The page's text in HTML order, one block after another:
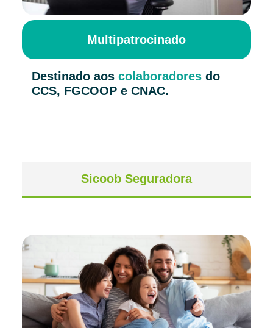
Multipatrocinado
Destinado aos colaboradores do
CCS, FGCOOP e CNAC.
Sicoob Seguradora